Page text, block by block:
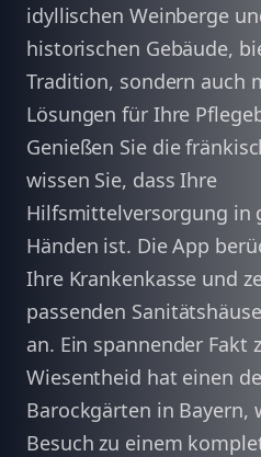
idyllischen Weinberge
historischen Gebäude,
Tradition, sondern auch
Lösungen für Ihre
Genießen Sie die
wissen Sie, dass Ihre
Hilfsmittelversorgung in
Händen ist. Die App
Ihre Krankenkasse und
passenden
an. Ein spannender Fakt
Wiesentheid hat einen
Barockgärten in Bayern,
Besuch zu einem